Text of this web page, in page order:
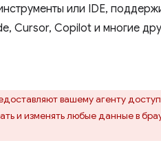
или IDE,
Cursor, Copilot и многие
вашему агенту
и изменять любые данные в